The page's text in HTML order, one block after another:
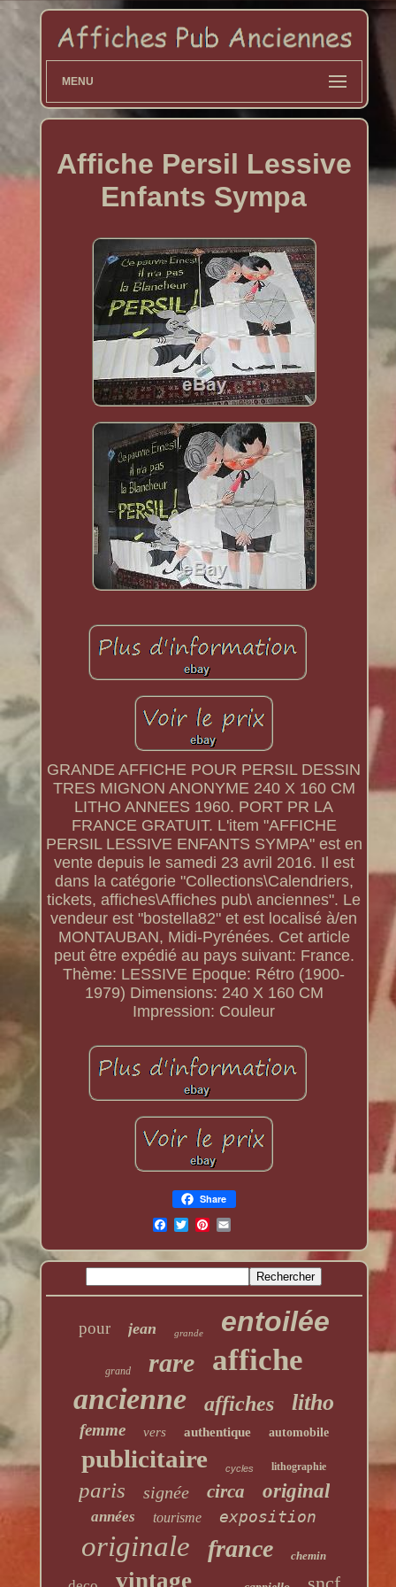
MENU
Affiche Persil Lessive
Enfants Sympa
GRANDE AFFICHE POUR PERSIL DESSIN
TRES MIGNON ANONYME 240 X 160 CM
LITHO ANNEES 1960. PORT PR LA
FRANCE GRATUIT. L'item "AFFICHE
PERSIL LESSIVE ENFANTS SYMPA" est en
vente depuis le samedi 23 avril 2016. Il est
dans la catégorie "Collections\Calendriers,
tickets, affiches\Affiches pub\ anciennes". Le
vendeur est "bostella82" et est localisé à/en
MONTAUBAN, Midi-Pyrénées. Cet article
peut être expédié au pays suivant: France.
Thème: LESSIVE Epoque: Rétro (1900-
1979) Dimensions: 240 X 160 CM
Impression: Couleur
Share
pour jean grande entoilée
grand rare affiche
ancienne affiches litho
femme vers authentique automobile
publicitaire cycles lithographie
paris signée circa original
années tourisme exposition
originale france chemin
vintage